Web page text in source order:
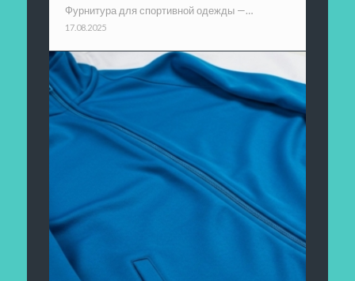
Фурнитура для спортивной одежды —…
17.08.2025